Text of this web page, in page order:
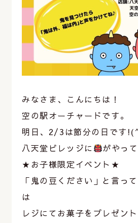
みなさま、こんにちは！
空の駅オーチャードです。
明日、2/3は節分の日です
八天堂ビレッジに
がやっ
★お子様限定イベント★
「鬼の豆ください」と言っ
は
レジにてお菓子をプレゼン